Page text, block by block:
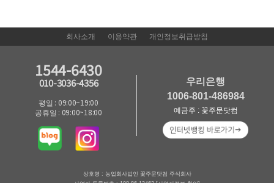
회사소개 이용약관 개인정보취급방침
1544-6430
010-3036-4356
평일 : 09:00~19:00
공휴일 : 09:00~18:00
우리은행
1006-801-486984
예금주 : 꽃주문닷컴
상호명 : 농업회사법인 꽃주문닷컴 주식회사